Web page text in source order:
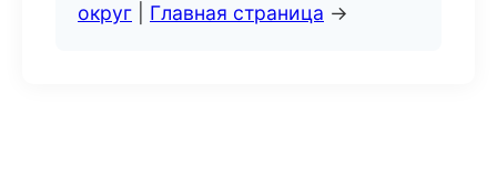
округ
Главная страница →